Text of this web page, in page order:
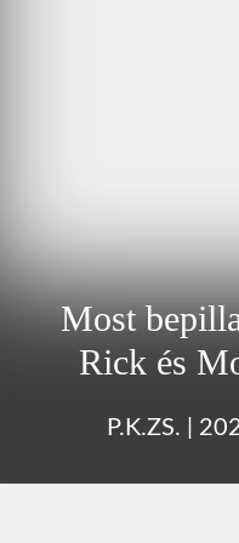
Most
Rick és
P.K.ZS.